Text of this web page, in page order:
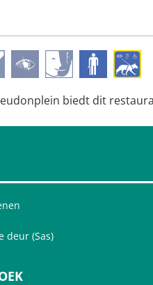
biedt dit
deur (Sas)